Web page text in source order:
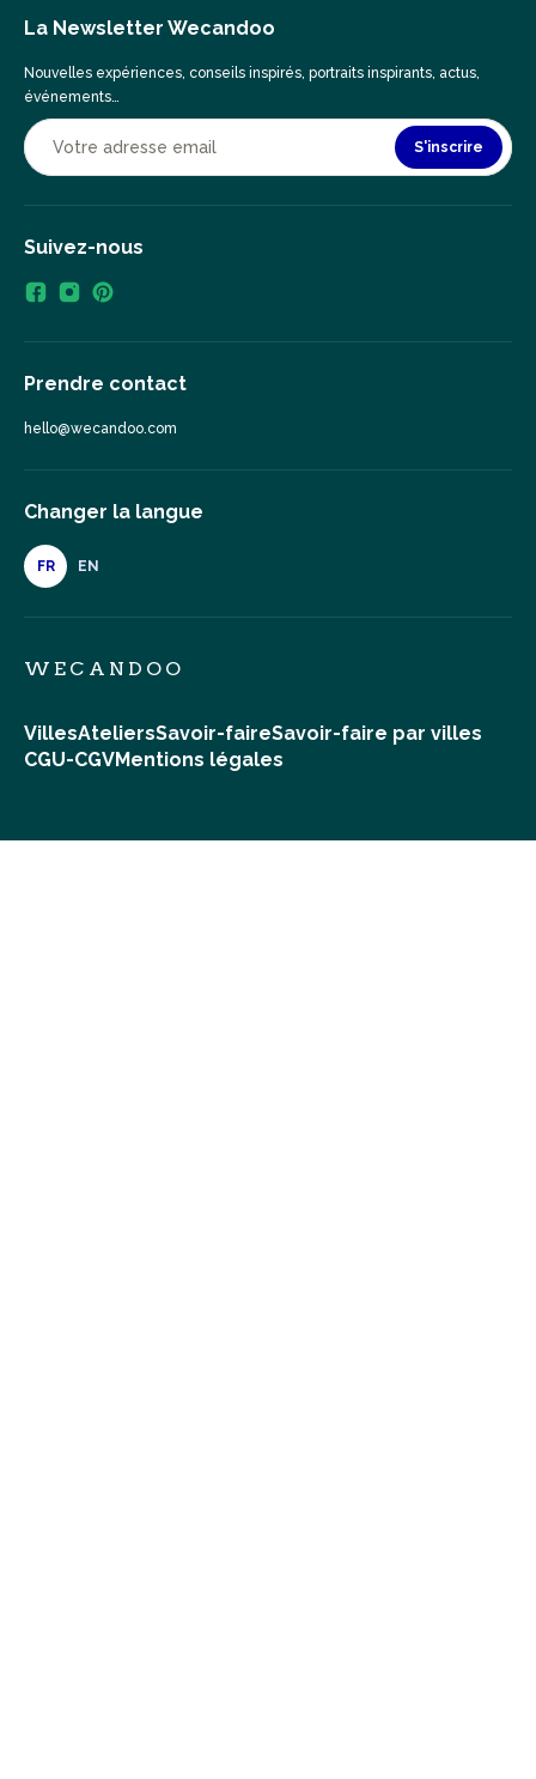
La Newsletter Wecandoo
Nouvelles expériences, conseils inspirés, portraits inspirants, actus,
événements…
S'inscrire
Suivez-nous
Prendre contact
hello@wecandoo.com
Changer la langue
FR EN
WECANDOO
VillesAteliersSavoir-faireSavoir-faire par villes
CGU-CGVMentions légales